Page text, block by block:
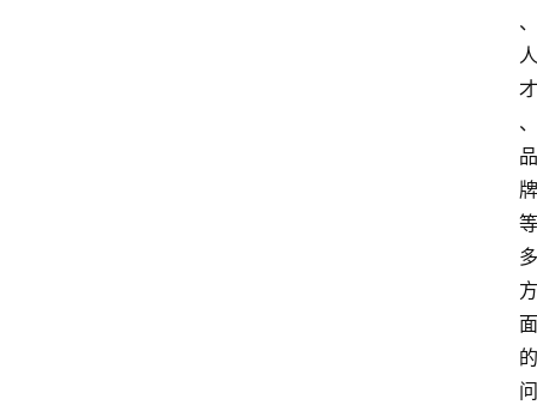
、
人
才
、
品
牌
等
多
方
面
的
问